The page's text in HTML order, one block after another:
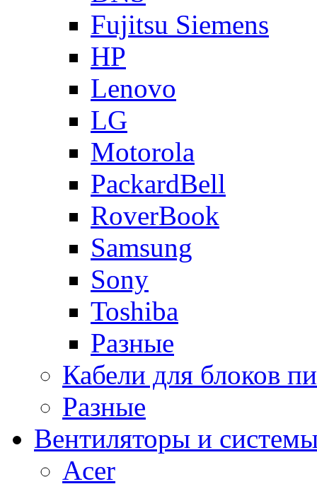
Fujitsu Siemens
HP
Lenovo
LG
Motorola
PackardBell
RoverBook
Samsung
Sony
Toshiba
Разные
Кабели для блоков
Разные
Вентиляторы и
Acer